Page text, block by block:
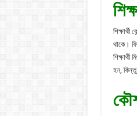
থাকে।
হন, কিন্তু